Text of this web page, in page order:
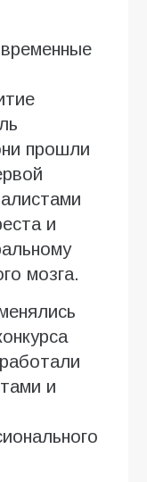
прошли
и
мозга.
и